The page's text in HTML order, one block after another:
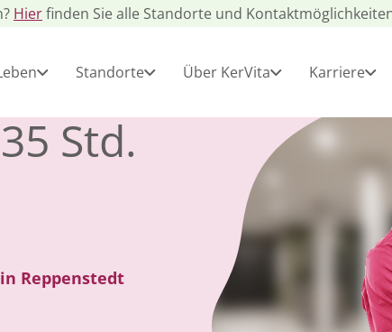
Hierfinden Sie alle Standorte und
Standorte Über KerVita Karriere
Std.
Reppenstedt